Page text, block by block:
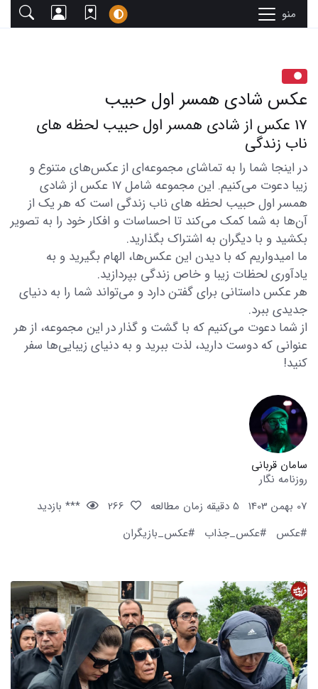
منو
عکس شادی همسر اول حبیب
17 عکس از شادی همسر اول حبیب لحظه های
ناب زندگی
در اینجا شما را به تماشای مجموعه‌ای از عکس‌های متنوع و
زیبا دعوت می‌کنیم. این مجموعه شامل 17 عکس از شادی
همسر اول حبیب لحظه های ناب زندگی است که هر یک از
آن‌ها به شما کمک می‌کند تا احساسات و افکار خود را به تصویر
بکشید و با دیگران به اشتراک بگذارید.
ما امیدواریم که با دیدن این عکس‌ها، الهام بگیرید و به
یادآوری لحظات زیبا و خاص زندگی بپردازید.
هر عکس داستانی برای گفتن دارد و می‌تواند شما را به دنیای
جدیدی ببرد.
از شما دعوت می‌کنیم که با گشت و گذار در این مجموعه، از هر
عنوانی که دوست دارید، لذت ببرید و به دنیای زیبایی‌ها سفر
کنید!
سامان قربانی
روزنامه نگار
07 بهمن 1403
5 دقیقه زمان مطالعه
*** بازدید
#عکس
#عکس_جذاب #عکس_بازیگران